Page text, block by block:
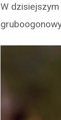
W dzisiejszym